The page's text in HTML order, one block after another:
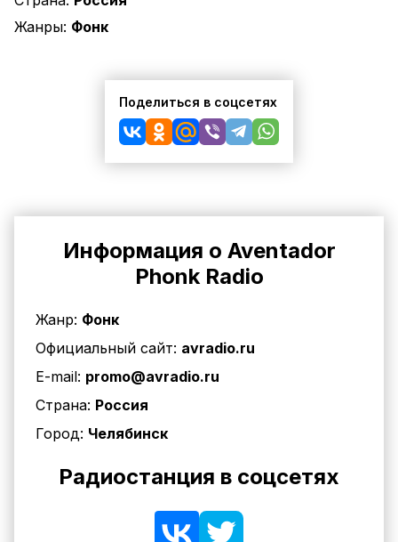
Жанры: Фонк
Поделиться в соцсетях
Информация о Aventador
Phonk Radio
Жанр: Фонк
Официальный сайт: avradio.ru
E-mail: promo@avradio.ru
Страна: Россия
Город: Челябинск
Радиостанция в соцсетях